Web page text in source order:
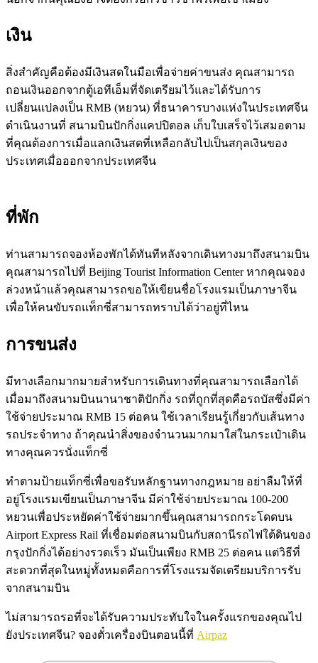
เงิน
สิ่งสำคัญคือต้องมีเงินสดในมือเพื่อจ่ายค่าขนส่ง คุณสามารถ
ถอนเงินออกจากตู้เอทีเอ็มที่จัดเตรียมไว้และได้รับการ
เปลี่ยนแปลงเป็น RMB (หยวน) ที่ธนาคารบางแห่งในประเทศจีน
ดำเนินงานที่ สนามบินปักกิ่งแคปปิตอล เก็บใบเสร็จไว้เสมอตาม
ที่คุณต้องการเมื่อแลกเงินสดที่เหลือกลับไปเป็นสกุลเงินของ
ประเทศเมื่อออกจากประเทศจีน
ที่พัก
ท่านสามารถจองห้องพักได้ทันทีหลังจากเดินทางมาถึงสนามบิน
คุณสามารถไปที่ Beijing Tourist Information Center หากคุณจอง
ล่วงหน้าแล้วคุณสามารถขอให้เขียนชื่อโรงแรมเป็นภาษาจีน
เพื่อให้คนขับรถแท็กซี่สามารถทราบได้ว่าอยู่ที่ไหน
การขนส่ง
มีทางเลือกมากมายสำหรับการเดินทางที่คุณสามารถเลือกได้
เมื่อมาถึงสนามบินนานาชาติปักกิ่ง รถที่ถูกที่สุดคือรถบัสซึ่งมีค่า
ใช้จ่ายประมาณ RMB 15 ต่อคน ใช้เวลาเรียนรู้เกี่ยวกับเส้นทาง
รถประจำทาง ถ้าคุณนำสิ่งของจำนวนมากมาใส่ในกระเป๋าเดิน
ทางคุณควรนั่งแท็กซี่
ทำตามป้ายแท็กซี่เพื่อขอรับหลักฐานทางกฎหมาย อย่าลืมให้ที่
อยู่โรงแรมเขียนเป็นภาษาจีน มีค่าใช้จ่ายประมาณ 100-200
หยวนเพื่อประหยัดค่าใช้จ่ายมากขึ้นคุณสามารถกระโดดบน
Airport Express Rail ที่เชื่อมต่อสนามบินกับสถานีรถไฟใต้ดินของ
กรุงปักกิ่งได้อย่างรวดเร็ว มันเป็นเพียง RMB 25 ต่อคน แต่วิธีที่
สะดวกที่สุดในหมู่ทั้งหมดคือการที่โรงแรมจัดเตรียมบริการรับ
จากสนามบิน
ไม่สามารถรอที่จะได้รับความประทับใจในครั้งแรกของคุณไป
ยังประเทศจีน? จองตั๋วเครื่องบินตอนนี้ที่ Airpaz